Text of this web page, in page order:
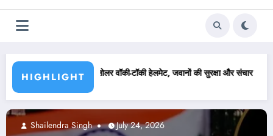
HIGHLIGHT
जवानों की सुरक्षा और संचार व्यवस्था बनेगी आसानलखनऊ में कांग्रेस ने निकाला कैंडल मार्च,
24, 2026